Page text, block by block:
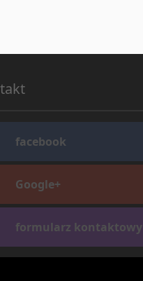
facebook
Google+
formularz kontaktowy